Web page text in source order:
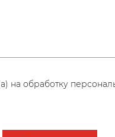
на обработку